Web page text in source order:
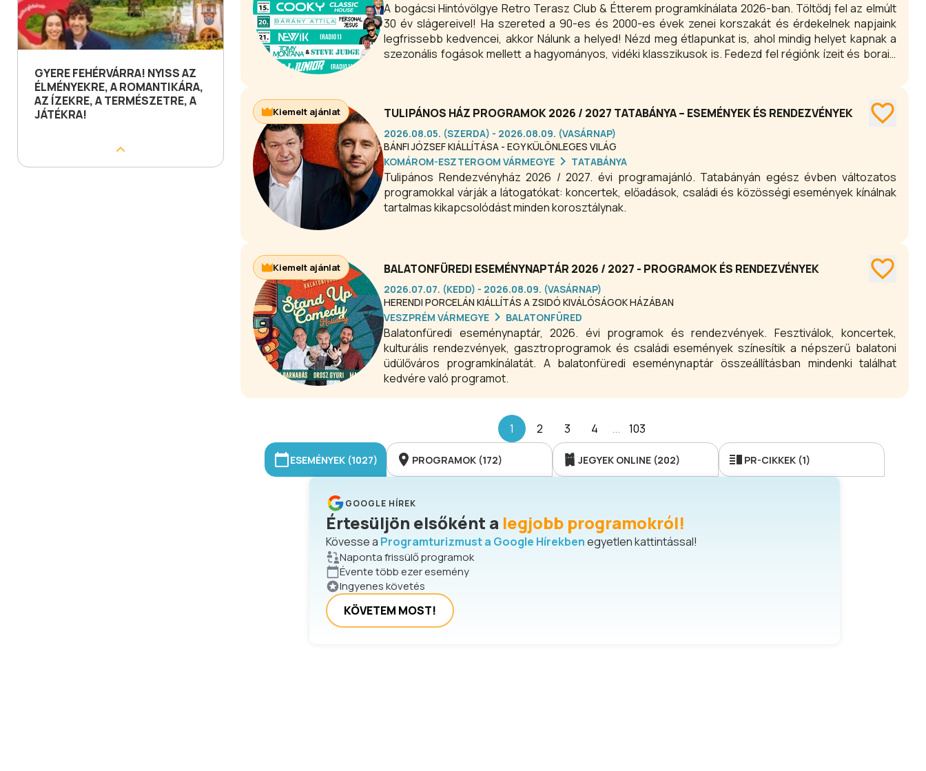
GYERE FEHÉRVÁRRA! NYISS AZ
ÉLMÉNYEKRE, A ROMANTIKÁRA,
AZ ÍZEKRE, A TERMÉSZETRE, A
JÁTÉKRA!
A bogácsi Hintóvölgye Retro Terasz Club & Étterem programkínálata 2026-ban. Töltődj fel az elmúlt
30 év slágereivel! Ha szereted a 90-es és 2000-es évek zenei korszakát és érdekelnek napjaink
legfrissebb kedvencei, akkor Nálunk a helyed! Nézd meg étlapunkat is, ahol mindig helyet kapnak a
szezonális fogások mellett a hagyományos, vidéki klasszikusok is. Fedezd fel régiónk ízeit és borait,
TULIPÁNOS HÁZ PROGRAMOK 2026 / 2027 TATABÁNYA – ESEMÉNYEK ÉS RENDEZVÉNYEK
2026.08.05. (SZERDA) - 2026.08.09. (VASÁRNAP)
BÁNFI JÓZSEF KIÁLLÍTÁSA - EGY KÜLÖNLEGES VILÁG
KOMÁROM-ESZTERGOM VÁRMEGYE
TATABÁNYA
Tulipános Rendezvényház 2026 / 2027. évi programajánló. Tatabányán egész évben változatos
programokkal várják a látogatókat: koncertek, előadások, családi és közösségi események kínálnak
tartalmas kikapcsolódást minden korosztálynak.
Kiemelt ajánlat
BALATONFÜREDI ESEMÉNYNAPTÁR 2026 / 2027 - PROGRAMOK ÉS RENDEZVÉNYEK
2026.07.07. (KEDD) - 2026.08.09. (VASÁRNAP)
HERENDI PORCELÁN KIÁLLÍTÁS A ZSIDÓ KIVÁLÓSÁGOK HÁZÁBAN
VESZPRÉM VÁRMEGYE
BALATONFÜRED
Balatonfüredi eseménynaptár, 2026. évi programok és rendezvények. Fesztiválok, koncertek,
kulturális rendezvények, gasztroprogramok és családi események színesítik a népszerű balatoni
üdülőváros programkínálatát. A balatonfüredi eseménynaptár összeállításban mindenki találhat
kedvére való programot.
Kiemelt ajánlat
1 2 3 4 ... 103
ESEMÉNYEK (1027) PROGRAMOK (172) JEGYEK ONLINE (202) PR-CIKKEK (1)
GOOGLE HÍREK
Értesüljön elsőként a legjobb programokról!
Kövesse a Programturizmust a Google Hírekbenegyetlen kattintással!
Naponta frissülő programok
Évente több ezer esemény
Ingyenes követés
KÖVETEM MOST!